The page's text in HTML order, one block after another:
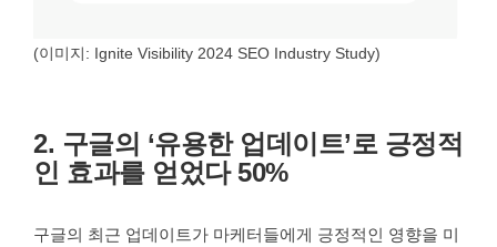
(이미지: Ignite Visibility 2024 SEO Industry Study)
2. 구글의 ‘유용한 업데이트’로 긍정적
인 효과를 얻었다 50%
구글의 최근 업데이트가 마케터들에게 긍정적인 영향을 미